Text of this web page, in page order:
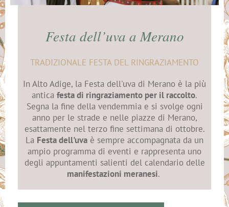
Festa dell’uva a Merano
TRADIZIONALE FESTA DEL RINGRAZIAMENTO
In Alto Adige, la Festa dell'uva di Merano è la più
antica festa di ringraziamento per il raccolto.
Segna la fine della vendemmia e si svolge ogni
anno per le strade e nelle piazze di Merano,
esattamente nel terzo fine settimana di ottobre.
La Festa dell'uva è sempre accompagnata da un
ampio programma di eventi e rappresenta uno
degli appuntamenti salienti del calendario delle
manifestazioni meranesi.